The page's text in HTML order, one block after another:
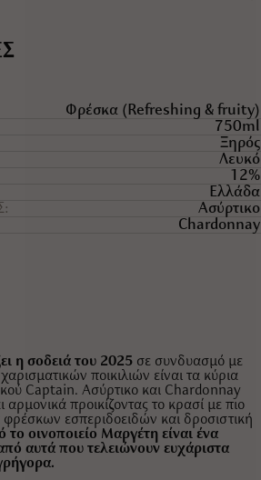
Φρέσκα (Refreshing & fruity)
750ml
Ξηρός
Λευκό
12%
Ελλάδα
Ασύρτικο
Chardonnay
η σοδειά του 2025 σε συνδυασμό με
ποικιλιών είναι τα κύρια
Captain. Ασύρτικο και Chardonnay
προικίζοντας το κρασί με πιο
εσπεριδοειδών και δροσιστική
το οινοποιείο Μαργέτη είναι ένα
αυτά που τελειώνουν ευχάριστα